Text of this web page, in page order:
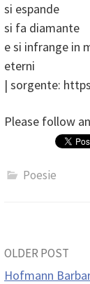
si espande
si fa diamante
e si infrange in
eterni
| sorgente:
Please follow
Poesie
Post
OLDER POST
Hofmann